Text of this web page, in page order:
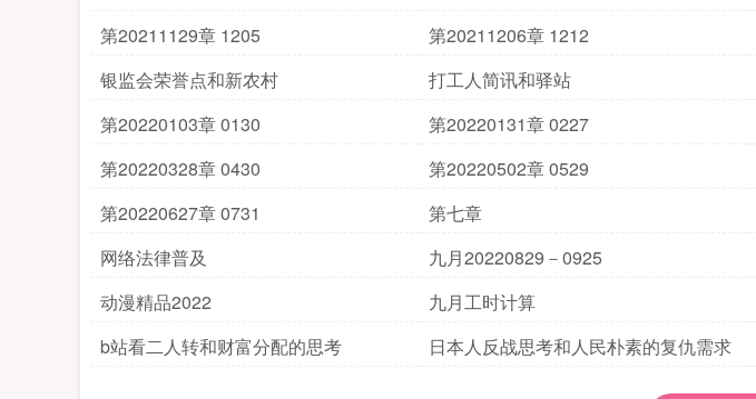
第20211129章 1205
第20211206章 1212
银监会荣誉点和新农村
打工人简讯和驿站
第20220103章 0130
第20220131章 0227
第20220328章 0430
第20220502章 0529
第20220627章 0731
第七章
网络法律普及
九月20220829－0925
动漫精品2022
九月工时计算
b站看二人转和财富分配的思考
日本人反战思考和人民朴素的复仇需求